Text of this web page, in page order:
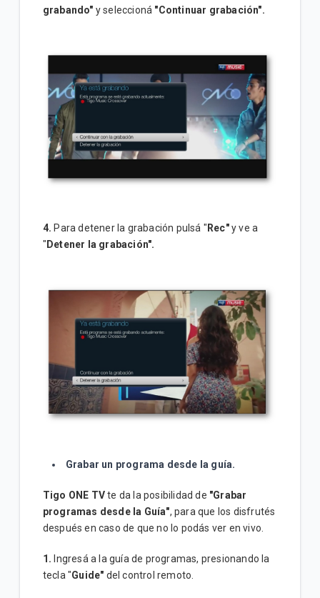
grabando" y seleccioná "Continuar grabación".
4. Para detener la grabación pulsá " Rec" y ve a
" Detener la grabación".
Grabar un programa desde la guía.
Tigo ONE TVte da la posibilidad de "Grabar
programas desde la Guía", para que los disfrutés
después en caso de que no lo podás ver en vivo.
1. Ingresá a la guía de programas, presionando la
tecla "Guide" del control remoto.